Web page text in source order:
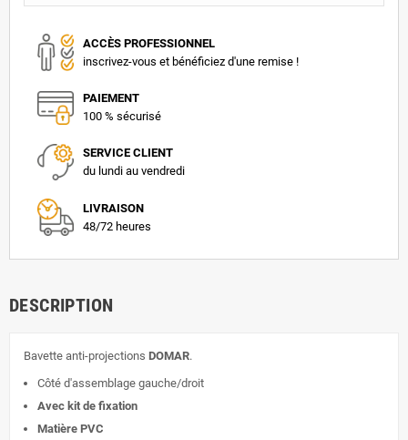
ACCÈS PROFESSIONNEL
inscrivez-vous et bénéficiez d'une remise !
PAIEMENT
100 % sécurisé
SERVICE CLIENT
du lundi au vendredi
LIVRAISON
48/72 heures
DESCRIPTION
Bavette anti-projections DOMAR.
Côté d'assemblage gauche/droit
Avec kit de fixation
Matière PVC